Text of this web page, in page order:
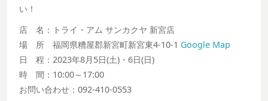
い！
店 名：トライ・アム サンカクヤ 新宮店
場 所 福岡県糟屋郡新宮町新宮東4-10-1 Google Map
日 程：2023年8月5日(土)・6日(日)
時 間：10:00～17:00
お問い合わせ：092-410-0553